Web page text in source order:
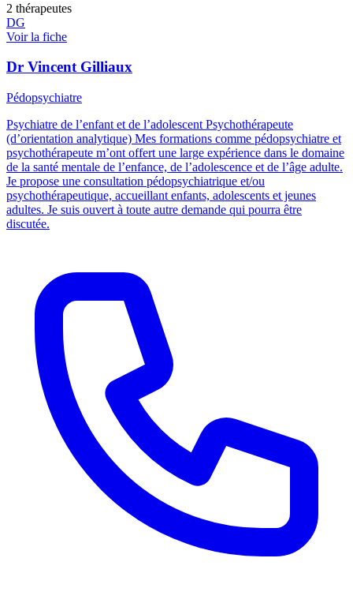
2 thérapeutes
DG
Voir la fiche
Dr Vincent Gilliaux
Pédopsychiatre
Psychiatre de l’enfant et de l’adolescent Psychothérapeute
(d’orientation analytique) Mes formations comme pédopsychiatre et
psychothérapeute m’ont offert une large expérience dans le domaine
de la santé mentale de l’enfance, de l’adolescence et de l’âge adulte.
Je propose une consultation pédopsychiatrique et/ou
psychothérapeutique, accueillant enfants, adolescents et jeunes
adultes. Je suis ouvert à toute autre demande qui pourra être
discutée.